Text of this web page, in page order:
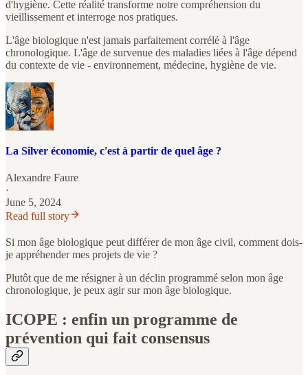
d'hygiène. Cette réalité transforme notre compréhension du
vieillissement et interroge nos pratiques.
L'âge biologique n'est jamais parfaitement corrélé à l'âge
chronologique. L'âge de survenue des maladies liées à l'âge dépend
du contexte de vie - environnement, médecine, hygiène de vie.
La Silver économie, c'est à partir de quel âge ?
Alexandre Faure
·
June 5, 2024
Read full story
Si mon âge biologique peut différer de mon âge civil, comment dois-
je appréhender mes projets de vie ?
Plutôt que de me résigner à un déclin programmé selon mon âge
chronologique, je peux agir sur mon âge biologique.
ICOPE : enfin un programme de
prévention qui fait consensus